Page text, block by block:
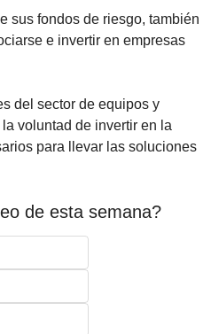
sus fondos de riesgo, también
e invertir en empresas
del sector de equipos y
voluntad de invertir en la
para llevar las soluciones
de esta semana?